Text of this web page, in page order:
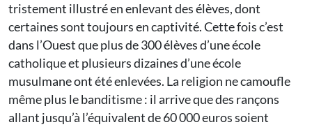
tristement illustré en enlevant des élèves, dont
certaines sont toujours en captivité. Cette fois c’est
dans l’Ouest que plus de 300 élèves d’une école
catholique et plusieurs dizaines d’une école
musulmane ont été enlevées. La religion ne camoufle
même plus le banditisme : il arrive que des rançons
allant jusqu’à l’équivalent de 60 000 euros soient